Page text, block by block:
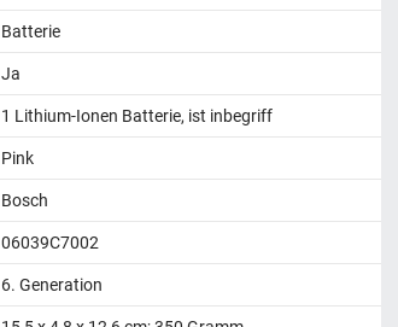
Batterie
Ja
‎1 Lithium-Ionen Batterie, ist inbegriff
Pink
Bosch
‎06039C7002
‎6. Generation